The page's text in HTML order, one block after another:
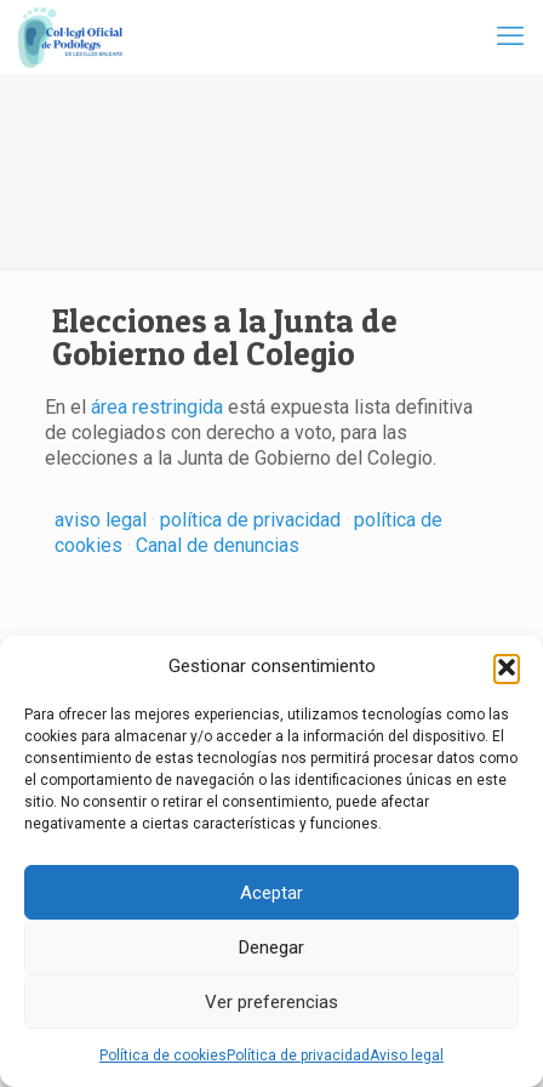
Gestionar consentimiento
Para ofrecer las mejores experiencias, utilizamos tecnologías como las
cookies para almacenar y/o acceder a la información del dispositivo. El
consentimiento de estas tecnologías nos permitirá procesar datos como
el comportamiento de navegación o las identificaciones únicas en este
sitio. No consentir o retirar el consentimiento, puede afectar
negativamente a ciertas características y funciones.
Aceptar
Denegar
Ver preferencias
Política de cookies Política de privacidadAviso legal
Elecciones a la Junta de
Gobierno del Colegio
En el área restringidaestá expuesta lista definitiva
de colegiados con derecho a voto, para las
elecciones a la Junta de Gobierno del Colegio.
aviso legal · política de privacidad · política de
cookies · Canal de denuncias